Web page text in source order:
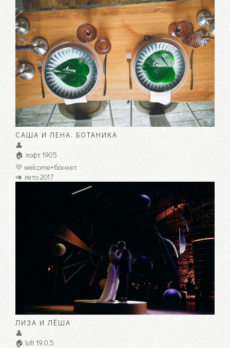
САША И ЛЕНА. БОТАНИКА
👤
🏠 лофт 1905
💛 welcome+банкет
🥑 лето 2017
ЛИЗА И ЛЁША
👤
🏠 loft 19.0.5